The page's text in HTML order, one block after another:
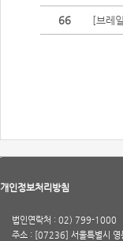
66 [브레
개인정보처리방침
법인연락처 : 02) 799-1000
주소 : [07236] 서울특별시